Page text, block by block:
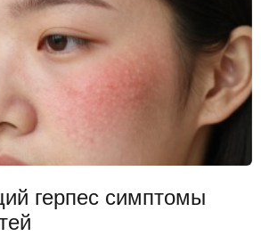
герпес симптомы